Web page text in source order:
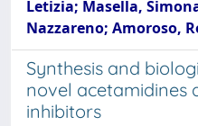
Letizia; Masella,
Nazzareno; Amoroso,
Synthesis and
novel acetamidines
inhibitors